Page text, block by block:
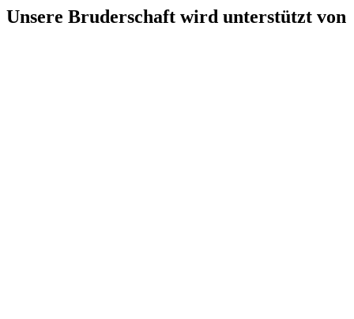
Unsere Bruderschaft wird unterstützt von